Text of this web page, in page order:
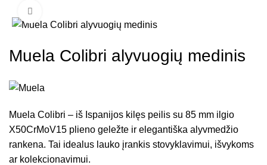
Muela Colibri alyvuogių medinis
Muela Colibri – iš Ispanijos kilęs peilis su 85 mm ilgio
X50CrMoV15 plieno geležte ir elegantiška alyvmedžio
rankena. Tai idealus lauko įrankis stovyklavimui, išvykoms
ar kolekcionavimui.